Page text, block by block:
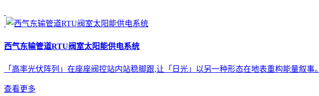
西气东输管道RTU阀室太阳能供电系统
「高率光伏阵列」在座座阀控站内站稳脚跟,让「日光」以另一种形态在地表重构能量叙事。
查看更多